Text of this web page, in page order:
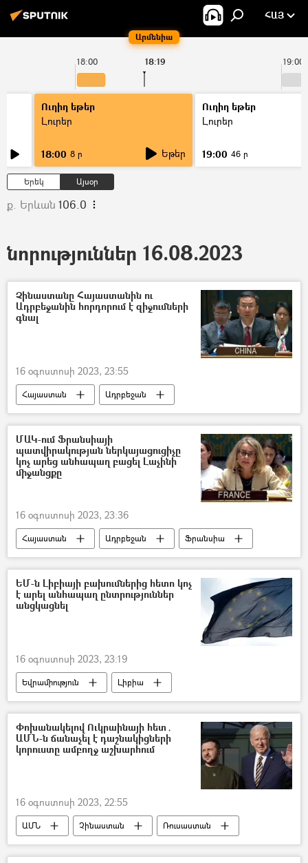
Արմենիա
ՀԱՅ
18:00 19:00
18:19
Ուղիղ եթեր
Լուրեր
18:00 8 ր Եթեր
Ուղիղ եթեր
Լուրեր
19:00 46 ր
Երեկ Այսօր
ք. Երևան 106.0
նորություններ 16.08.2023
Չինաստանը Հայաստանին ու
Ադրբեջանին հորդորում է զիջումների
գնալ
16 օգոստոսի 2023, 23:55
Հայաստան
Ադրբեջան
Չինաստան
Լաչինի միջանցք
ՄԱԿ-ում Ֆրանսիայի
պատվիրակության ներկայացուցիչը
կոչ արեց անհապաղ բացել Լաչինի
միջանցքը
16 օգոստոսի 2023, 23:36
Հայաստան Ադրբեջան
Ֆրանսիա
Միավորված ազգերի կազմակերպություն (ՄԱԿ)
ԵՄ-ն Լիբիայի բախումներից հետո կոչ
է արել անհապաղ ընտրություններ
անցկացնել
16 օգոստոսի 2023, 23:19
Եվրամիություն
Լիբիա
Ընտրություններ
բախումներ
Փոխանակելով Ուկրաինայի հետ․
ԱՄՆ-ն ճանաչել է դաշնակիցների
կորուստը ամբողջ աշխարհում
16 օգոստոսի 2023, 22:55
ԱՄՆ Չինաստան
Ռուսաստան
Ուկրաինա